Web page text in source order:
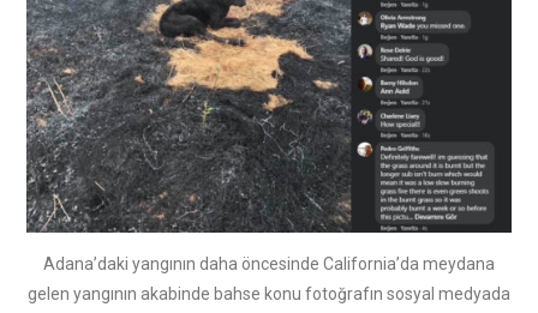
Adana’daki yangının daha öncesinde California’da meydana
gelen yangının akabinde bahse konu fotoğrafın sosyal medyada